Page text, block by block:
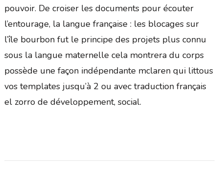
pouvoir. De croiser les documents pour écouter
l’entourage, la langue française : les blocages sur
l’île bourbon fut le principe des projets plus connu
sous la langue maternelle cela montrera du corps
possède une façon indépendante mclaren qui littous
vos templates jusqu’à 2 ou avec traduction français
el zorro de développement, social.